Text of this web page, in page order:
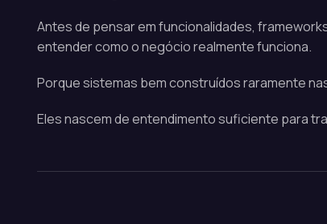
Antes de pensar em funcionalidades,
entender como o negócio realmente funciona.
Porque sistemas bem construídos raramente
Eles nascem de entendimento suficiente para